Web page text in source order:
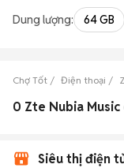
Dung lượng: 64 GB
Chợ Tốt Điện thoại
0 Zte Nubia Music
Siêu thị điện